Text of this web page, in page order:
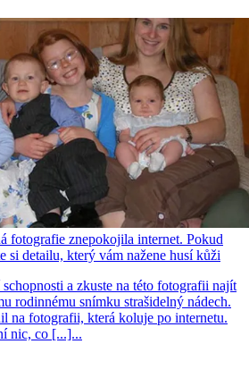
fotografie znepokojila internet. Pokud
si detailu, který vám nažene husí kůži
a zkuste na této fotografii najít
rodinnému snímku strašidelný nádech.
na fotografii, která koluje po internetu.
nic, co [...]...